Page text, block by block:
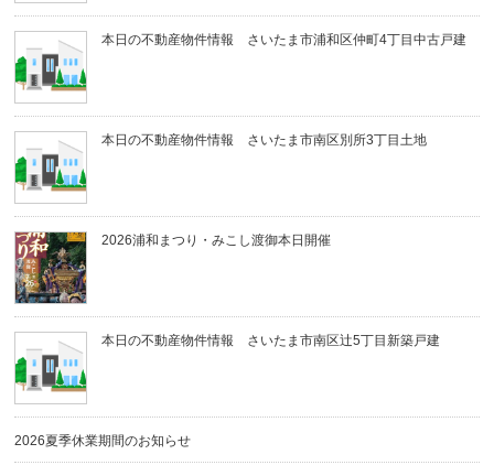
本日の不動産物件情報 さいたま市浦和区仲町4丁目中古戸建
本日の不動産物件情報 さいたま市南区別所3丁目土地
2026浦和まつり・みこし渡御本日開催
本日の不動産物件情報 さいたま市南区辻5丁目新築戸建
2026夏季休業期間のお知らせ